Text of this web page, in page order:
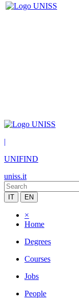
|
UNIFIND
uniss.it
IT EN
×
Home
Degrees
Courses
Jobs
People